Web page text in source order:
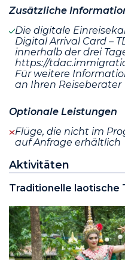
Zusätzliche
Die digitale
Digital Arrival Card –
innerhalb der drei
https://
Für weitere
an Ihren Reiseberater
Optionale Leistungen
Flüge, die nicht im
auf Anfrage erhältlich
Aktivitäten
Traditionelle laotische